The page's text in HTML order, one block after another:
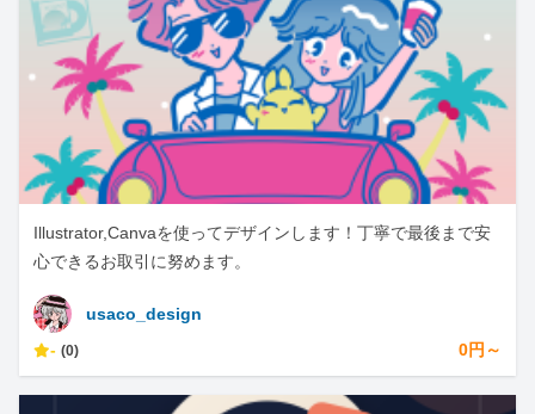
Illustrator,Canvaを使ってデザインします！丁寧で最後まで安
心できるお取引に努めます。
usaco_design
- (0) 0円～